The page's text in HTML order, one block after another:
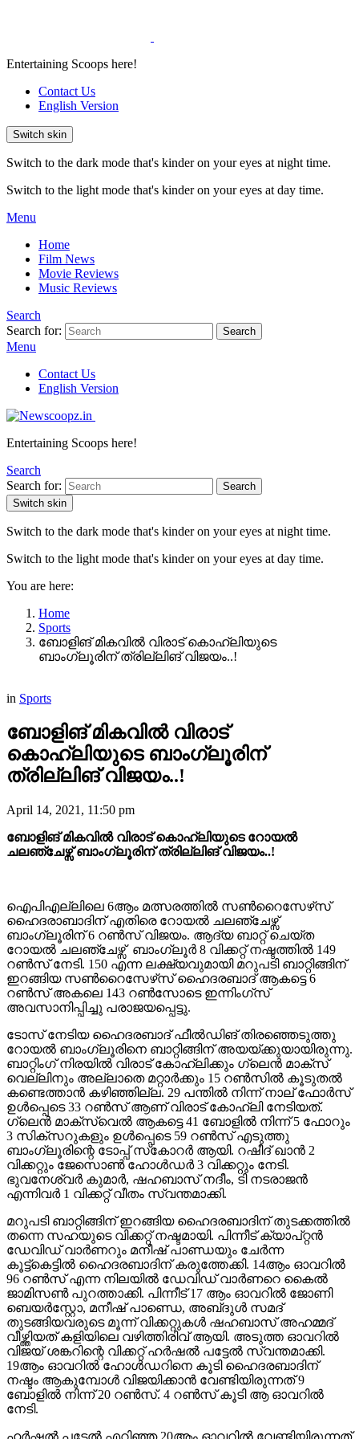
Entertaining Scoops here!
Contact Us
English Version
Switch skin
Switch to the dark mode that's kinder on your eyes at night time.
Switch to the light mode that's kinder on your eyes at day time.
Menu
Home
Film News
Movie Reviews
Music Reviews
Search
Search for:
Search
Menu
Contact Us
English Version
Entertaining Scoops here!
Search
Search for:
Search
Switch skin
Switch to the dark mode that's kinder on your eyes at night time.
Switch to the light mode that's kinder on your eyes at day time.
You are here:
Home
Sports
ബോളിങ് മികവിൽ വിരാട് കൊഹ്‌ലിയുടെ
ബാംഗ്ലൂരിന് ത്രില്ലിങ് വിജയം..!
in Sports
ബോളിങ് മികവിൽ വിരാട്
കൊഹ്‌ലിയുടെ ബാംഗ്ലൂരിന്
ത്രില്ലിങ് വിജയം..!
April 14, 2021, 11:50 pm
ബോളിങ് മികവിൽ വിരാട് കൊഹ്‌ലിയുടെ റോയൽ
ചലഞ്ചേഴ്സ് ബാംഗ്ലൂരിന് ത്രില്ലിങ് വിജയം..!
ഐപിഎല്ലിലെ 6ആം മത്സരത്തിൽ സണ്‍റൈസേഴ്‌സ്
ഹൈദരാബാദിന് എതിരെ റോയൽ ചലഞ്ചേഴ്സ്
ബാംഗ്ലൂരിന് 6 റൺസ് വിജയം. ആദ്യ ബാറ്റ് ചെയ്ത
റോയൽ ചലഞ്ചേഴ്സ് ബാംഗ്ലൂർ 8 വിക്കറ്റ് നഷ്ടത്തിൽ 149
റൺസ് നേടി. 150 എന്ന ലക്ഷ്യവുമായി മറുപടി ബാറ്റിങ്ങിന്
ഇറങ്ങിയ സണ്‍റൈസേഴ്‌സ് ഹൈദരബാദ് ആകട്ടെ 6
റൺസ് അകലെ 143 റൺസോടെ ഇന്നിംഗ്സ്
അവസാനിപ്പിച്ചു പരാജയപ്പെട്ടു.
ടോസ് നേടിയ ഹൈദരബാദ് ഫീൽഡിങ് തിരഞ്ഞെടുത്തു
റോയൽ ബാംഗ്ലൂരിനെ ബാറ്റിങ്ങിന് അയയ്ക്കുയായിരുന്നു.
ബാറ്റിംഗ് നിരയിൽ വിരാട് കോഹ്‌ലിക്കും ഗ്ലെൻ മാക്‌സ്
വെല്ലിനും അല്ലാതെ മറ്റാർക്കും 15 റൺസിൽ കൂടുതൽ
കണ്ടെത്താൻ കഴിഞ്ഞില്ല. 29 പന്തിൽ നിന്ന് നാല് ഫോർസ്
ഉൾപ്പെടെ 33 റൺസ് ആണ് വിരാട് കോഹ്‌ലി നേടിയത്.
ഗ്ലെൻ മാക്സ്വെൽ ആകട്ടെ 41 ബോളിൽ നിന്ന് 5 ഫോറും
3 സിക്സറുകളും ഉൾപ്പെടെ 59 റൺസ് എടുത്തു
ബാംഗ്ലൂരിന്റെ ടോപ്പ് സ്‌കോറർ ആയി. റഷീദ് ഖാൻ 2
വിക്കറ്റും ജേസൊൺ ഹോൾഡർ 3 വിക്കറ്റും നേടി.
ഭുവനേശ്വർ കുമാർ, ഷഹബാസ് നദീം, ടി നടരാജൻ
എന്നിവർ 1 വിക്കറ്റ് വീതം സ്വന്തമാക്കി.
മറുപടി ബാറ്റിങ്ങിന് ഇറങ്ങിയ ഹൈദരബാദിന് തുടക്കത്തിൽ
തന്നെ സഹയുടെ വിക്കറ്റ് നഷ്ടമായി. പിന്നീട് ക്യാപ്റ്റൻ
ഡേവിഡ് വാർണറും മനീഷ് പാണ്ഡയും ചേർന്ന
കൂട്ട്കെട്ടിൽ ഹൈദരബാദിന് കരുത്തേക്കി. 14ആം ഓവറിൽ
96 റൺസ് എന്ന നിലയിൽ ഡേവിഡ് വാർണറെ കൈൽ
ജാമിസൺ പുറത്താക്കി. പിന്നീട് 17 ആം ഓവറിൽ ജോണി
ബെയർസ്റ്റോ, മനീഷ് പാണ്ഡെ, അബ്‌ദുൾ സമദ്
തുടങ്ങിയവരുടെ മൂന്ന് വിക്കറ്റുകൾ ഷഹബാസ് അഹമ്മദ്
വീഴ്ത്തിയത് കളിയിലെ വഴിത്തിരിവ് ആയി. അടുത്ത ഓവറിൽ
വിജയ് ശങ്കറിന്റെ വിക്കറ്റ് ഹർഷൽ പട്ടേൽ സ്വന്തമാക്കി.
19ആം ഓവറിൽ ഹോൾഡറിനെ കൂടി ഹൈദരബാദിന്
നഷ്ടം ആകുമ്പോൾ വിജയിക്കാൻ വേണ്ടിയിരുന്നത് 9
ബോളിൽ നിന്ന് 20 റൺസ്. 4 റൺസ് കൂടി ആ ഓവറിൽ
നേടി.
ഹർഷൽ പട്ടേൽ എറിഞ്ഞ 20ആം ഓവറിൽ വേണ്ടിയിരുന്നത്